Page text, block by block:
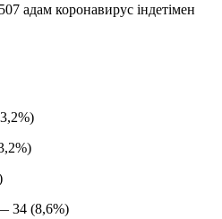
адам коронавирус індетімен
34 (8,6%)